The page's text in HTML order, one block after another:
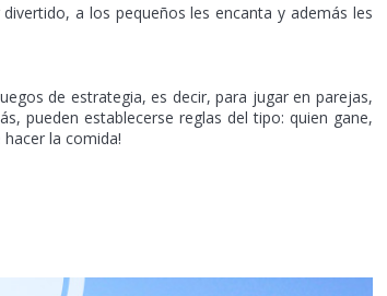
a los pequeños les encanta y además les
de estrategia, es decir, para jugar en parejas,
pueden establecerse reglas del tipo: quien gane,
la comida!